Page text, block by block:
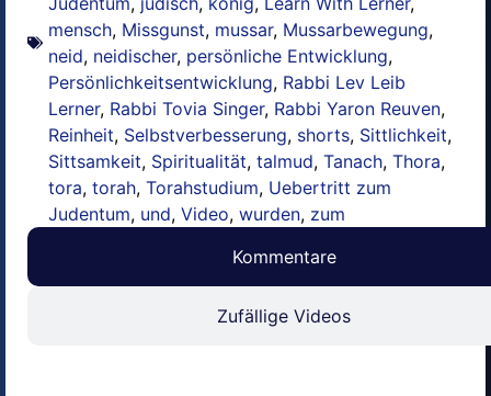
mensch, Missgunst, mussar, Mussarbewegung,
neid, neidischer, persönliche Entwicklung,
Persönlichkeitsentwicklung, Rabbi Lev Leib
Lerner, Rabbi Tovia Singer, Rabbi Yaron Reuven,
Reinheit, Selbstverbesserung, shorts, Sittlichkeit,
Sittsamkeit, Spiritualität, talmud, Tanach, Thora,
tora, torah, Torahstudium, Uebertritt zum
Judentum, und, Video, wurden, zum
Kommentare
Zufällige Videos